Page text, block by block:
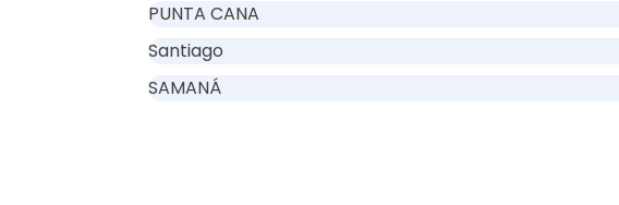
PUNTA CANA
Santiago
SAMANÁ